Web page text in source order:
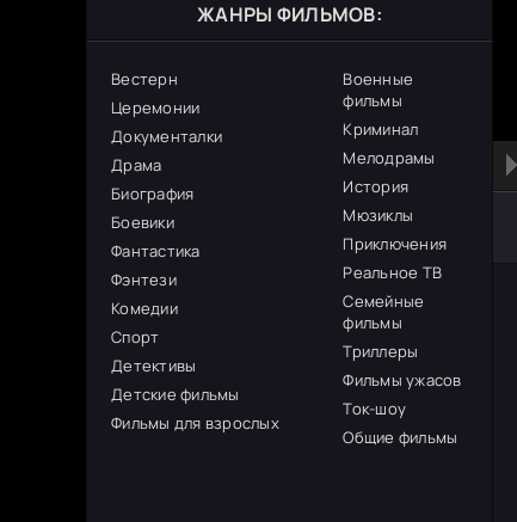
ЖАНРЫ ФИЛЬМОВ:
Вестерн
Церемонии
Документалки
Драма
Биография
Боевики
Фантастика
Фэнтези
Комедии
Спорт
Детективы
Детские фильмы
Фильмы для взрослых
Военные
фильмы
Криминал
Мелодрамы
История
Мюзиклы
Приключения
Реальное ТВ
Семейные
фильмы
Триллеры
Фильмы ужасов
Ток-шоу
Общие фильмы